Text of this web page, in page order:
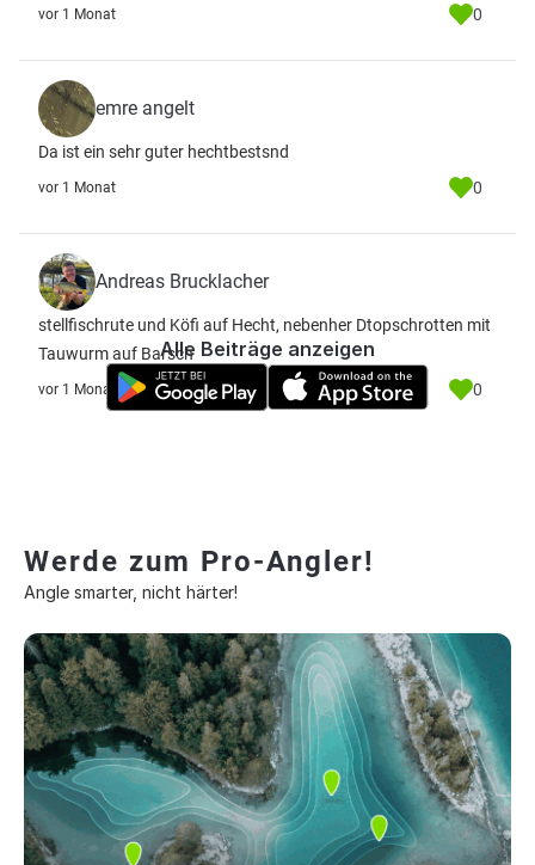
vor 1 Monat 0
emre angelt
Da ist ein sehr guter hechtbestsnd
vor 1 Monat 0
Andreas Brucklacher
stellfischrute und Köfi auf Hecht, nebenher Dtopschrotten mit
Tauwurm auf Barsch
vor 1 Monat 0
Alle Beiträge anzeigen
Werde zum Pro-Angler!
Angle smarter, nicht härter!